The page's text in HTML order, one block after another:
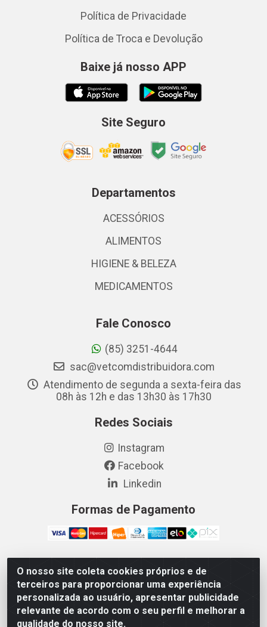
O nosso site coleta cookies próprios e de
terceiros para proporcionar uma experiência
personalizada ao usuário, apresentar publicidade
relevante de acordo com o seu perfil e melhorar a
qualidade do nosso site.
Política de Privacidade
Política de Troca e Devolução
Baixe já nosso APP
Site Seguro
Departamentos
ACESSÓRIOS
ALIMENTOS
HIGIENE & BELEZA
MEDICAMENTOS
Fale Conosco
(85) 3251-4644
sac@vetcomdistribuidora.com
Atendimento de segunda a sexta-feira das
08h às 12h e das 13h30 às 17h30
Redes Sociais
Instagram
Facebook
Linkedin
Formas de Pagamento
Vetcom Distribuidora de Rações LTDA - Rua Maximiano
Barreto, 1040 - Barroso, Fortaleza/CE - CEP 60.863-260
- CNPJ 26.133.872/0001-11